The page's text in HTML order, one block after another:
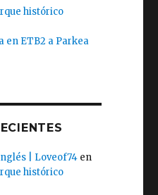
histórico
en ETB2 a Parkea
| Loveof74 en
histórico